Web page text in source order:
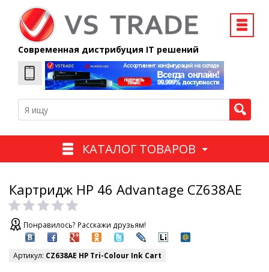
Современная дистрибуция IT решений
КАТАЛОГ ТОВАРОВ
Картридж HP 46 Advantage CZ638AE
Понравилось? Расскажи друзьям!
Артикул: CZ638AE HP Tri-Colour Ink Cart